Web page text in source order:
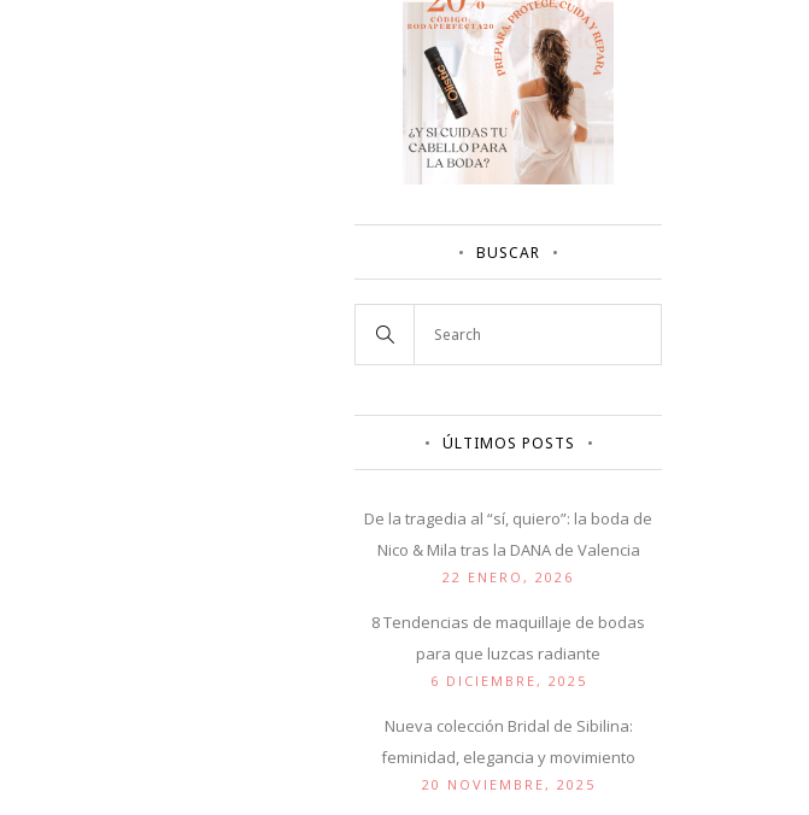
BUSCAR
ÚLTIMOS POSTS
De la tragedia al “sí, quiero”: la boda de
Nico & Mila tras la DANA de Valencia
22 ENERO, 2026
8 Tendencias de maquillaje de bodas
para que luzcas radiante
6 DICIEMBRE, 2025
Nueva colección Bridal de Sibilina:
feminidad, elegancia y movimiento
20 NOVIEMBRE, 2025